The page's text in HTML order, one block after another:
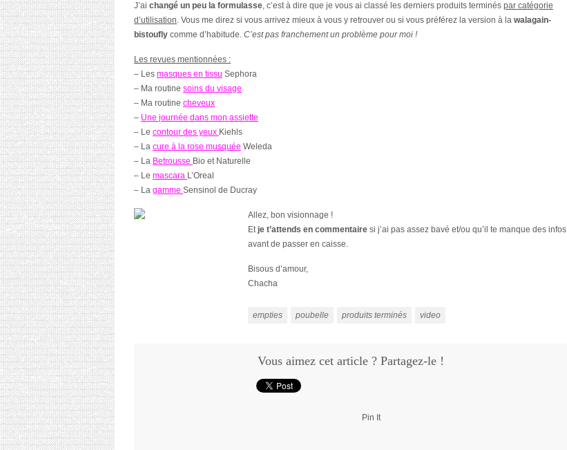
J’ai changé un peu la formulasse, c’est à dire que je vous ai classé les derniers produits terminés par catégorie
d’utilisation. Vous me direz si vous arrivez mieux à vous y retrouver ou si vous préférez la version à la walagain-
bistoufly comme d’habitude. C’est pas franchement un problème pour moi !
Les revues mentionnées :
– Les masques en tissu Sephora
– Ma routine soins du visage
– Ma routine cheveux
– Une journée dans mon assiette
– Le contour des yeux Kiehls
– La cure à la rose musquée Weleda
– La Betrousse Bio et Naturelle
– Le mascara L’Oreal
– La gamme Sensinol de Ducray
Allez, bon visionnage !
Et je t’attends en commentaire si j’ai pas assez bavé et/ou qu’il te manque des infos
avant de passer en caisse.
Bisous d’amour,
Chacha
empties poubelle produits terminés video
Vous aimez cet article ? Partagez-le !
Pin It